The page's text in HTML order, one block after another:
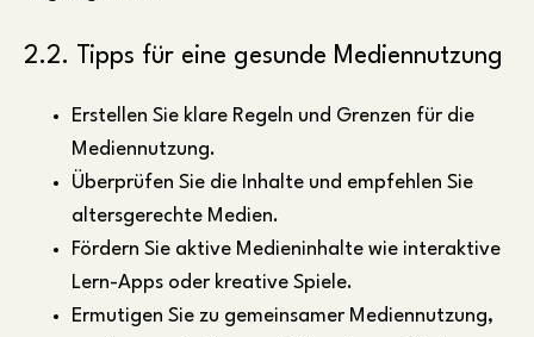
2.2. Tipps für eine gesunde Mediennutzung
Erstellen Sie klare Regeln und Grenzen für die
Mediennutzung.
Überprüfen Sie die Inhalte und empfehlen Sie
altersgerechte Medien.
Fördern Sie aktive Medieninhalte wie interaktive
Lern-Apps oder kreative Spiele.
Ermutigen Sie zu gemeinsamer Mediennutzung,